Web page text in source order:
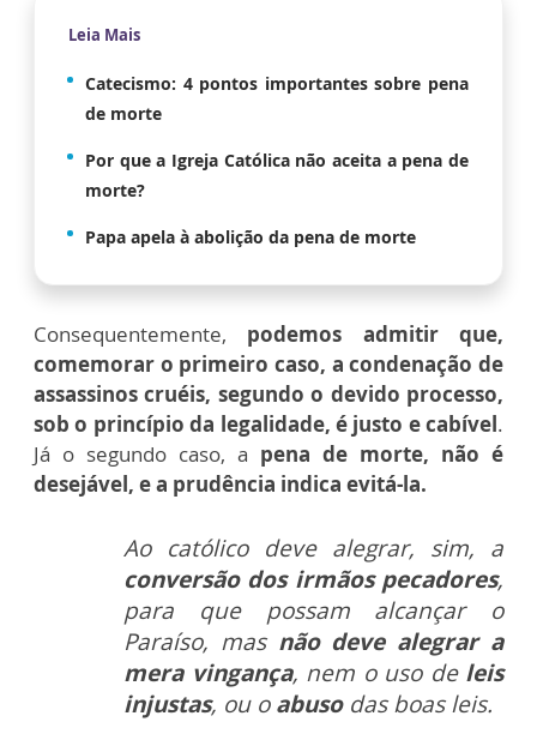
Leia Mais
Catecismo: 4 pontos importantes sobre pena
de morte
Por que a Igreja Católica não aceita a pena de
morte?
Papa apela à abolição da pena de morte
Consequentemente, podemos admitir que,
comemorar o primeiro caso, a condenação de
assassinos cruéis, segundo o devido processo,
sob o princípio da legalidade, é justo e cabível.
Já o segundo caso, a pena de morte, não é
desejável, e a prudência indica evitá-la.
Ao católico deve alegrar, sim, a
conversão dos irmãos pecadores,
para que possam alcançar o
Paraíso, mas não deve alegrar a
mera vingança, nem o uso de leis
injustas, ou oabusodas boas leis.